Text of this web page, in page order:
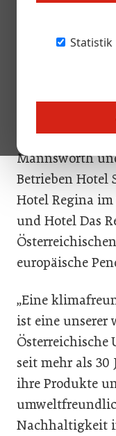
Statistik
Hotels mit dem
nachhaltige
dem Hotel Das
Mannswörth
Betrieben Hotel
Hotel Regina
und Hotel Das
europäische
„Eine
ist eine unserer
seit mehr als 30
ihre Produkte
Nachhaltigkeit